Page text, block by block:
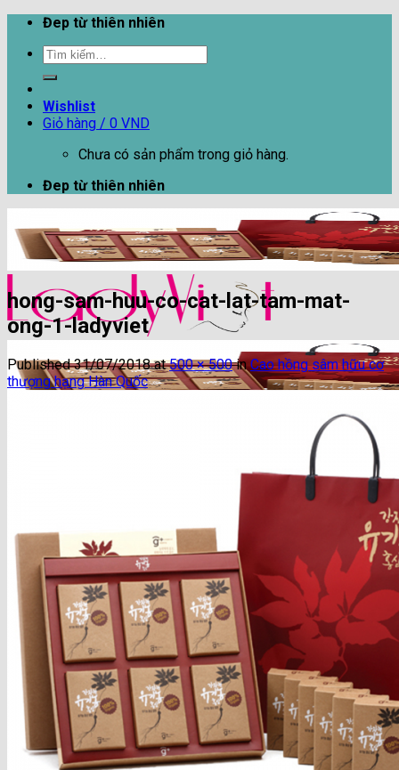
Skip
content
Đep từ thiên nhiên
Tìm
kiếm:
Wishlist
Giỏ hàng / 0 VND
Chưa có sản phẩm trong giỏ hàng.
Đep từ thiên nhiên
Chuyên mục đẹp
Chia Sẻ
DIY (Do it yourself)
Làm Đẹp
Sức Khỏe
Vào Bếp
Khuyến Mại
Shop
Hạt Dinh Dưỡng
Trái cây sấy
Sữa Organic nhập khẩu
Organic Orgain – Mỹ
Sữa Pororo F&B – Hàn
Sữa Hạt Organic
Sữa Tươi Organic
hong-sam-huu-co-cat-lat-tam-mat-
ong-1-ladyviet
Published31/07/2018at500 × 500inCao hồng sâm hữu cơ
thượng hạng Hàn Quốc